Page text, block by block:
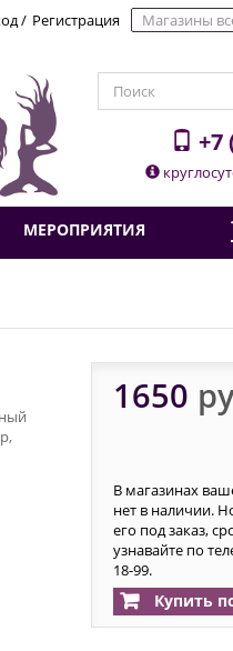
/ Регистрация
+7
МЕРОПРИЯТИЯ
1650
В магазинах
нет в наличии.
его под заказ,
узнавайте по
18-99.
Купить